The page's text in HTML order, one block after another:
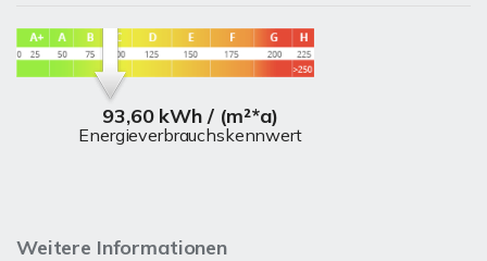
93,60 kWh / (m²*a)
Energieverbrauchskennwert
Weitere Informationen